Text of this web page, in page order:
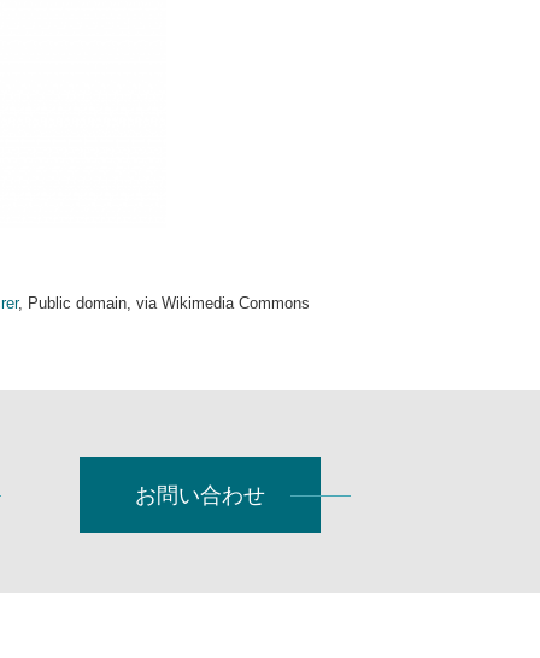
, Public domain, via Wikimedia Commons
お問い合わせ